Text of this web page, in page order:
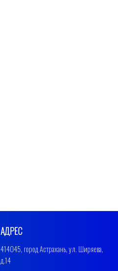
АДРЕС
414045, город Астрахань, ул. Ширяева,
д.14